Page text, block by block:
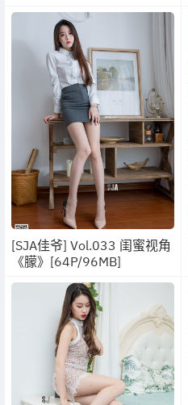
[SJA佳爷] Vol.033 闺蜜视角
《朦》[64P/96MB]